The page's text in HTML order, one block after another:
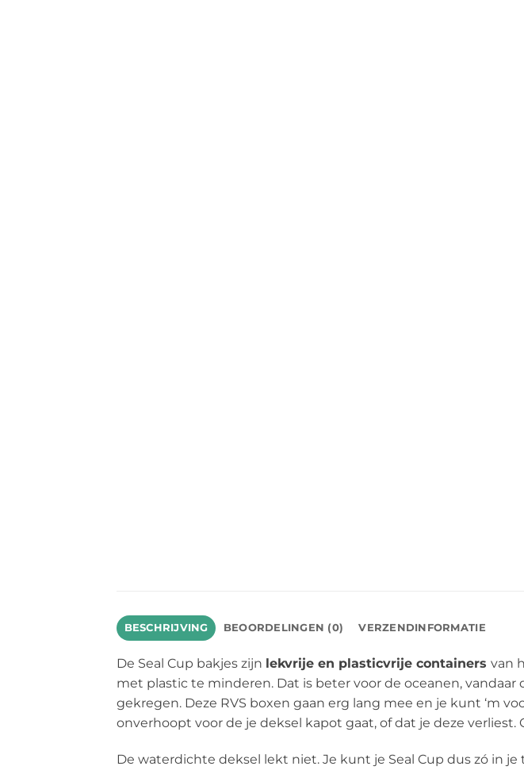
BESCHRIJVING BEOORDELINGEN (0) VERZENDINFORMATIE
De Seal Cup bakjes zijn lekvrije en plasticvrije containers van
met plastic te minderen. Dat is beter voor de oceanen, vandaar
gekregen. Deze RVS boxen gaan erg lang mee en je kunt ‘m
onverhoopt voor de je deksel kapot gaat, of dat je deze
De waterdichte deksel lekt niet. Je kunt je Seal Cup dus zó in